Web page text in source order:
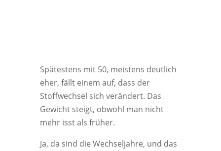
Spätestens mit 50, meistens deutlich
eher, fällt einem auf, dass der
Stoffwechsel sich verändert. Das
Gewicht steigt, obwohl man nicht
mehr isst als früher.
Ja, da sind die Wechseljahre, und das